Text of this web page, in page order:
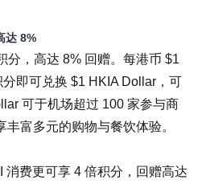
达 8%
分，高达 8% 回赠。每港币 $1
即可兑换 $1 HKIA Dollar，可
可于机场超过 100 家参与商
富多元的购物与餐饮体验。
消费更可享 4 倍积分，回赠高达